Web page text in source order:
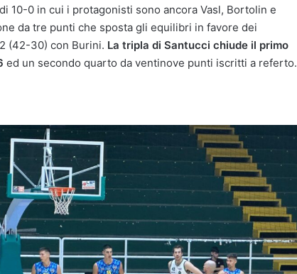
10-0 in cui i protagonisti sono ancora Vasl, Bortolin e
da tre punti che sposta gli equilibri in favore dei
(42-30) con Burini. La tripla di Santucci chiude il primo
ed un secondo quarto da ventinove punti iscritti a referto.